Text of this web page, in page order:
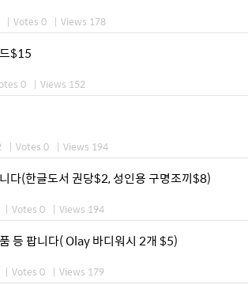
| Votes 0 | Views 178
$15
0 | Views 152
| Votes 0 | Views 194
다(한글도서 권당$2, 성인용 구명조끼$8)
| Votes 0 | Views 194
등 팝니다( Olay 바디워시 2개 $5)
| Votes 0 | Views 179